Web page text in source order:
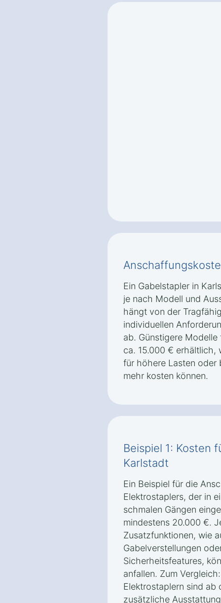
Ein Gabelstapler in
je nach Modell und
hängt von der
individuellen
ab. Günstigere
ca. 15.000 € erhältlich,
für höhere Lasten oder
mehr kosten können.
Beispiel 1: Kosten
Karlstadt
Ein Beispiel für die
Elektrostaplers, der in
schmalen Gängen
mindestens 20.000 €.
Zusatzfunktionen, wie
Gabelverstellungen
Sicherheitsfeatures,
anfallen. Zum
Elektrostaplern sind
zusätzliche